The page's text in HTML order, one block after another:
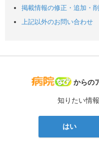
掲載情報の修正・追加・
上記以外のお問い合わせ
病院なび
からの
知りたい情
はい